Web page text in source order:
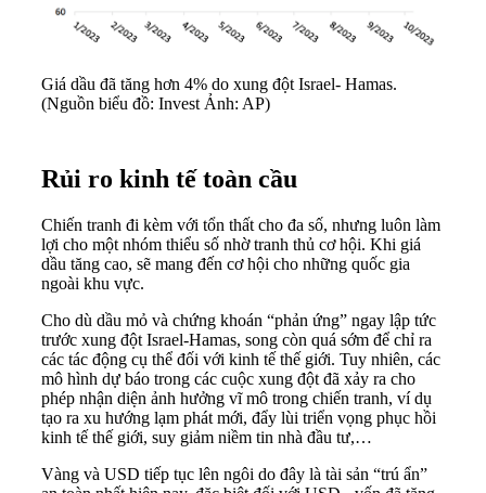
Giá dầu đã tăng hơn 4% do xung đột Israel- Hamas.
(Nguồn biểu đồ: Invest Ảnh: AP)
Rủi ro kinh tế toàn cầu
Chiến tranh đi kèm với tổn thất cho đa số, nhưng luôn làm
lợi cho một nhóm thiểu số nhờ tranh thủ cơ hội. Khi giá
dầu tăng cao, sẽ mang đến cơ hội cho những quốc gia
ngoài khu vực.
Cho dù dầu mỏ và chứng khoán “phản ứng” ngay lập tức
trước xung đột Israel-Hamas, song còn quá sớm để chỉ ra
các tác động cụ thể đối với kinh tế thế giới. Tuy nhiên, các
mô hình dự báo trong các cuộc xung đột đã xảy ra cho
phép nhận diện ảnh hưởng vĩ mô trong chiến tranh, ví dụ
tạo ra xu hướng lạm phát mới, đẩy lùi triển vọng phục hồi
kinh tế thế giới, suy giảm niềm tin nhà đầu tư,…
Vàng và USD tiếp tục lên ngôi do đây là tài sản “trú ẩn”